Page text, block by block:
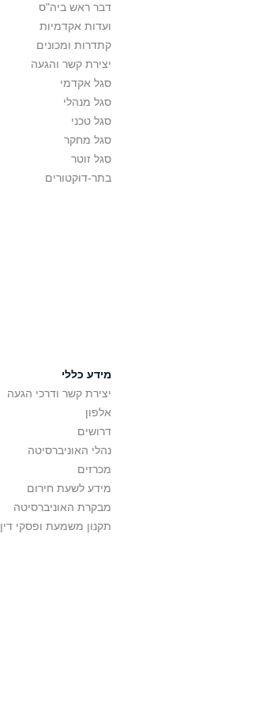
דבר ראש ביה"ס
ועדות אקדמיות
קתדרות ומכונים
יצירת קשר והגעה
סגל אקדמי
סגל מנהלי
סגל טכני
סגל מחקר
סגל זוטר
בתר-דוקטורים
מידע כללי
יצירת קשר ודרכי הגעה
אלפון
דרושים
נהלי האוניברסיטה
מכרזים
מידע לשעת חירום
מבקרת האוניברסיטה
תקנון משמעת ופסקי דין